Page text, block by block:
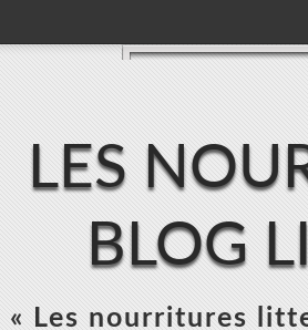
LES
BLOG
« Les nourritures